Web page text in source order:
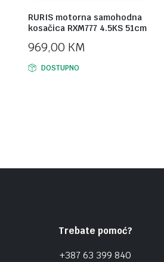
RURIS motorna samohodna
kosačica RXM777 4.5KS 51cm
969,00 KM
DOSTUPNO
Trebate pomoć?
+387 63 399 840